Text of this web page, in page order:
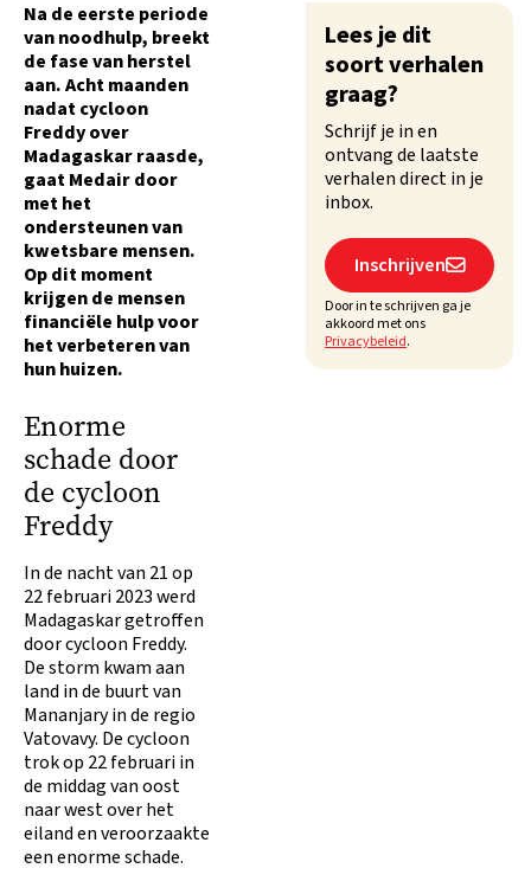
Na de eerste periode
van noodhulp, breekt
de fase van herstel
aan. Acht maanden
nadat cycloon
Freddy over
Madagaskar raasde,
gaat Medair door
met het
ondersteunen van
kwetsbare mensen.
Op dit moment
krijgen de mensen
financiële hulp voor
het verbeteren van
hun huizen.
Enorme
schade door
de cycloon
Freddy
In de nacht van 21 op
22 februari 2023 werd
Madagaskar getroffen
door cycloon Freddy.
De storm kwam aan
land in de buurt van
Mananjary in de regio
Vatovavy. De cycloon
trok op 22 februari in
de middag van oost
naar west over het
eiland en veroorzaakte
een enorme schade.
Lees je dit
soort verhalen
graag?
Schrijf je in en
ontvang de laatste
verhalen direct in je
inbox.
Inschrijven
Door in te schrijven ga je
akkoord met ons
Privacybeleid.